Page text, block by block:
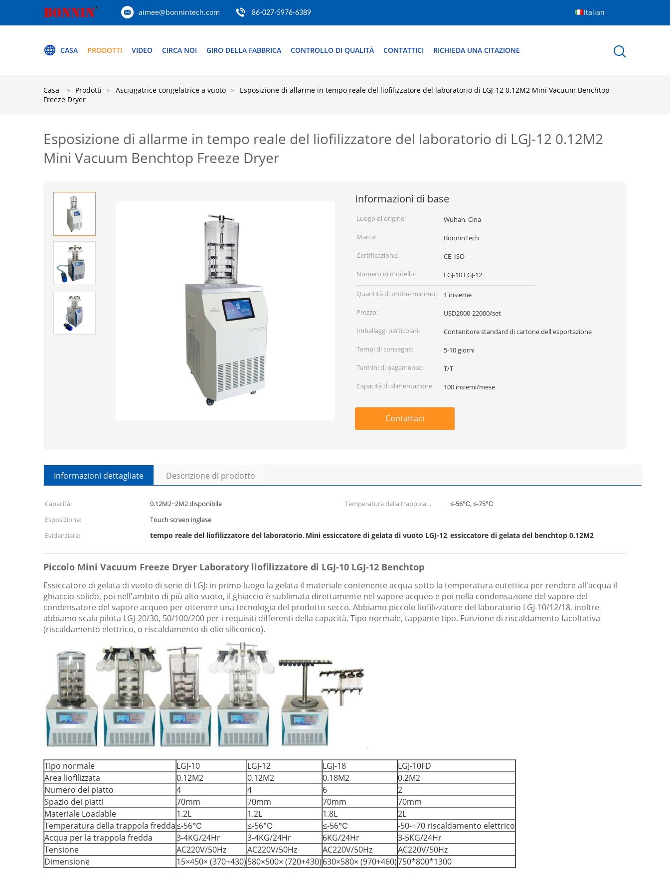
aimee@bonnintech.com 86-027-5976-6389 Italian
CASA PRODOTTI VIDEO CIRCA NOI GIRO DELLA FABBRICA CONTROLLO DI QUALITÀ CONTATTICI RICHIEDA UNA CITAZIONE
Casa Prodotti Asciugatrice congelatrice a vuoto
Esposizione di allarme in tempo reale del liofilizzatore del laboratorio di LGJ-12 0.12M2 Mini Vacuum Benchtop
Freeze Dryer
Esposizione di allarme in tempo reale del liofilizzatore del laboratorio di LGJ-12 0.12M2
Mini Vacuum Benchtop Freeze Dryer
Informazioni di base
Luogo di origine:
Wuhan, Cina
Marca:
BonninTech
Certificazione:
CE, ISO
Numero di modello:
LGJ-10 LGJ-12
Quantità di ordine minimo:
1 insieme
Prezzo:
USD2000-22000/set
Imballaggi particolari:
Contenitore standard di cartone dell'esportazione
Tempi di consegna:
5-10 giorni
Termini di pagamento:
T/T
Capacità di alimentazione:
100 insiemi/mese
Contattaci
Informazioni dettagliate Descrizione di prodotto
Capacità: 0.12M2~2M2 disponibile
Temperatura della trappola
≤-56℃, ≤-75℃
Esposizione:
Touch screen inglese
Evidenziare:
tempo reale del liofilizzatore del laboratorio, Mini essiccatore di gelata di vuoto LGJ-12,essiccatore di gelata del benchtop 0.12M2
Piccolo Mini Vacuum Freeze Dryer Laboratory liofilizzatore di LGJ-10 LGJ-12 Benchtop
Essiccatore di gelata di vuoto di serie di LGJ: in primo luogo la gelata il materiale contenente acqua sotto la temperatura eutettica per rendere all'acqua il
ghiaccio solido, poi nell'ambito di più alto vuoto, il ghiaccio è sublimata direttamente nel vapore acqueo e poi nella condensazione del vapore del
condensatore del vapore acqueo per ottenere una tecnologia del prodotto secco. Abbiamo piccolo liofilizzatore del laboratorio LGJ-10/12/18, inoltre
abbiamo scala pilota LGJ-20/30, 50/100/200 per i requisiti differenti della capacità. Tipo normale, tappante tipo. Funzione di riscaldamento facoltativa
(riscaldamento elettrico, o riscaldamento di olio siliconico).
Tipo normale LGJ-10 LGJ-12 LGJ-18
LGJ-10FD
Area liofilizzata
0.12M2 0.12M2 0.18M2
0.2M2
Numero del piatto
4 4 6
2
Spazio dei piatti
70mm 70mm 70mm
70mm
Materiale Loadable
1.2L 1.2L 1.8L
2L
Temperatura della trappola fredda≤-56℃ ≤-56℃ ≤-56℃
-50-+70 riscaldamento elettrico
Acqua per la trappola fredda
3-4KG/24Hr 3-4KG/24Hr 6KG/24Hr
3-5KG/24Hr
Tensione
AC220V/50Hz AC220V/50Hz AC220V/50Hz
AC220V/50Hz
Dimensione
15×450× (370+430)580×500× (720+430)630×580× (970+460)750*800*1300